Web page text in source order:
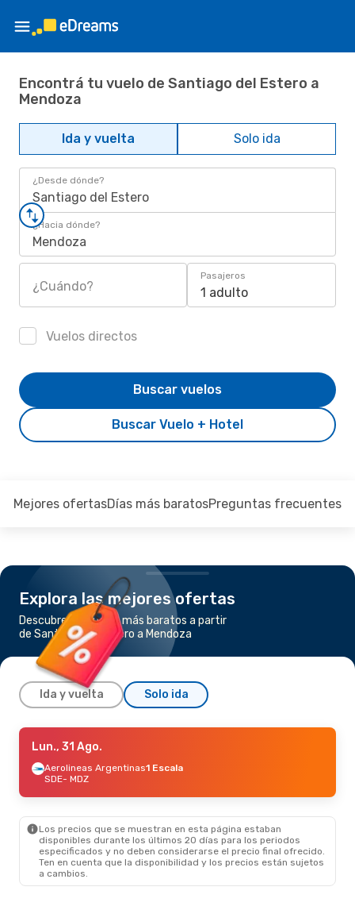
Encontrá tu vuelo de Santiago del Estero a
Mendoza
Ida y vuelta Solo ida
¿Desde dónde?
Santiago del Estero
¿Hacia dónde?
Mendoza
¿Cuándo?
Pasajeros
1 adulto
Vuelos directos
Buscar Vuelo + Hotel
Buscar vuelos
Mejores ofertasDías más baratosPreguntas frecuentes
Explora las mejores ofertas
Descubre los vuelos más baratos a partir
de Santiago del Estero a Mendoza
Ida y vuelta Solo ida
Sáb., 24 Oct.
Aerolineas Argentinas
1 Escala
Aerolineas Argentinas
- SDE
Lun., 31 Ago.
Aerolineas Argentinas1 Escala
SDE- MDZ
Los precios que se muestran en esta página estaban
disponibles durante los últimos 20 días para los periodos
especificados y no deben considerarse el precio final ofrecido.
Ten en cuenta que la disponibilidad y los precios están sujetos
a cambios.